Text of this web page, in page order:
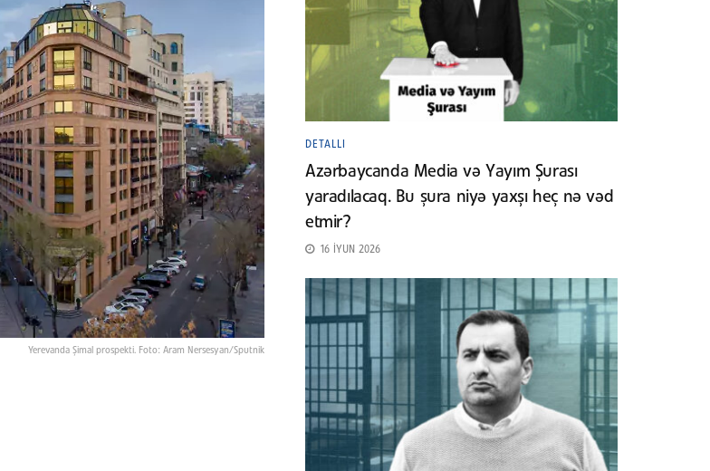
Yerevanda Şimal prospekti. Foto: Aram Nersesyan/Sputnik
DETALLI
Azərbaycanda Media və Yayım Şurası
yaradılacaq. Bu şura niyə yaxşı heç nə vəd
etmir?
16 İYUN 2026